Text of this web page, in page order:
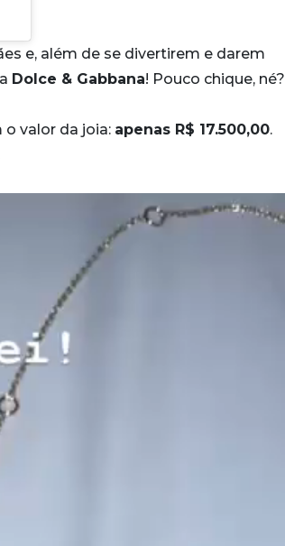
e, além de se divertirem e darem
Dolce & Gabbana! Pouco chique, né?
valor da joia: apenas R$ 17.500,00.